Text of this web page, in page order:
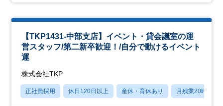
【TKP1431-中部支店】イベント・貸会議室の運
営スタッフ/第二新卒歓迎！/自分で動けるイベント
運
株式会社TKP
正社員採用 休日120日以上 産休・育休あり 月残業20時間以